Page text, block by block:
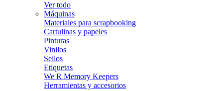
Ver todo
Máquinas
Materiales para scrapbooking
Cartulinas y papeles
Pinturas
Vinilos
Sellos
Etiquetas
We R Memory Keepers
Herramientas y accesorios